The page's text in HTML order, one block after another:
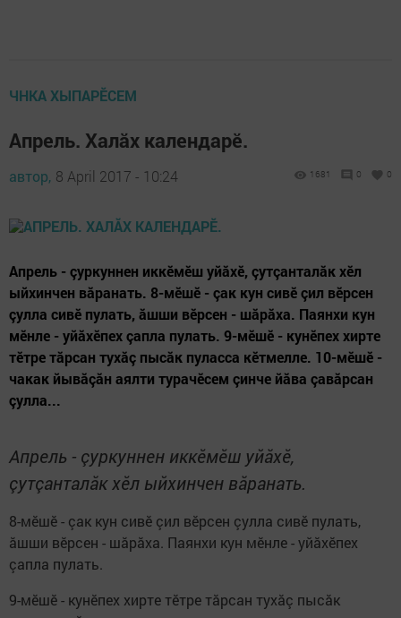
ЧНКА ХЫПАРӖСЕМ
Апрель. Халăх календарӗ.
автор, 8 April 2017 - 10:24 1681 0 0
Апрель - çуркуннен иккӗмӗш уйăхӗ, çутçанталăк хӗл
ыйхинчен вăранать. 8-мӗшӗ - çак кун сивӗ çил вӗрсен
çулла сивӗ пулать, ăшши вӗрсен - шăрăха. Паянхи кун
мӗнле - уйăхӗпех çапла пулать. 9-мӗшӗ - кунӗпех хирте
тӗтре тăрсан тухăç пысăк пуласса кӗтмелле. 10-мӗшӗ -
чакак йывăçăн аял­­ти турачӗсем çинче йăва çавăрсан
çулла...
Апрель - çуркуннен иккӗмӗш уйăхӗ,
çутçанталăк хӗл ыйхинчен вăранать.
8-мӗшӗ - çак кун сивӗ çил вӗрсен çулла сивӗ пулать,
ăшши вӗрсен - шăрăха. Паянхи кун мӗнле - уйăхӗпех
çапла пулать.
9-мӗшӗ - кунӗпех хирте тӗтре тăрсан тухăç пысăк